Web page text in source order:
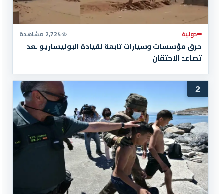
دولية 2,724 مشاهدة
حرق مؤسسات وسيارات تابعة لقيادة البوليساريو بعد
تصاعد الاحتقان
2